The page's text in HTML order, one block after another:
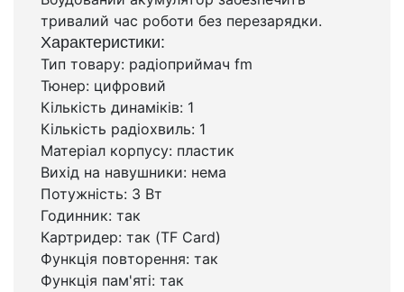
тривалий час роботи без перезарядки.
Характеристики:
Тип товару: радіоприймач fm
Тюнер: цифровий
Кількість динаміків: 1
Кількість радіохвиль: 1
Матеріал корпусу: пластик
Вихід на навушники: нема
Потужність: 3 Вт
Годинник: так
Картридер: так (TF Card)
Функція повторення: так
Функція пам'яті: так